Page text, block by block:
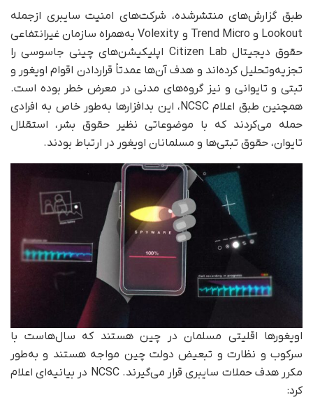
طبق گزارش‌های منتشرشده، شرکت‌های امنیت سایبری ازجمله
Lookout و Trend Micro و Volexity به‌همراه سازمان غیرانتفاعی
حقوق دیجیتال Citizen Lab اپلیکیشن‌های چینی جاسوسی را
تجزیه‌و‌تحلیل کرده‌اند و هدف آن‌ها عمدتاً قراردادن اقوام اویغور و
تبتی و تایوانی و نیز گروه‌های مدنی در معرض خطر بوده است.
همچنین طبق اعلام NCSC، این بدافزارها به‌طور خاص به افرادی
حمله می‌کردند که با موضوعاتی نظیر حقوق بشر، استقلال
تایوان، حقوق تبتی‌ها و مسلمانان اویغور در ارتباط بودند.
اویغورها اقلیتی مسلمان در چین هستند که سال‌هاست با
سرکوب و نظارت و تبعیض دولت چین مواجه هستند و به‌طور
مکرر هدف حملات سایبری قرار می‌گیرند. NCSC در بیانیه‌ای اعلام
کرد: